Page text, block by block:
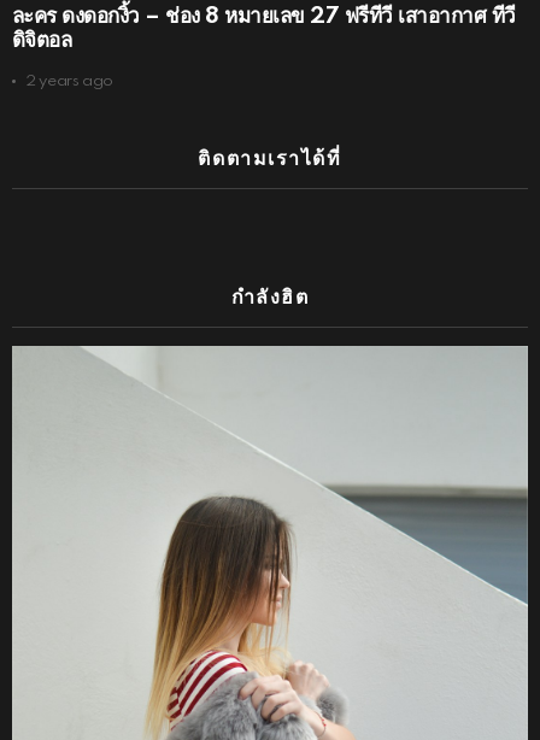
ละคร ดงดอกงิ้ว – ช่อง 8 หมายเลข 27 ฟรีทีวี เสาอากาศ ทีวี
ดิจิตอล
2 years ago
ติดตามเราได้ที่
กำลังฮิต